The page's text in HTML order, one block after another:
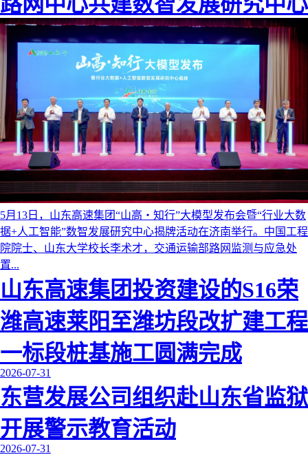
5月13日，山东高速集团“山高・知行”大模型发布会暨“行业大数
据+人工智能”数智发展研究中心揭牌活动在济南举行。中国工程
院院士、山东大学校长李术才，交通运输部路网监测与应急处
置...
Previous
Next
山东高速集团投资建设的S16荣
潍高速莱阳至潍坊段改扩建工程
一标段桩基施工圆满完成
2026-07-31
东营发展公司组织赴山东省监狱
开展警示教育活动
2026-07-31